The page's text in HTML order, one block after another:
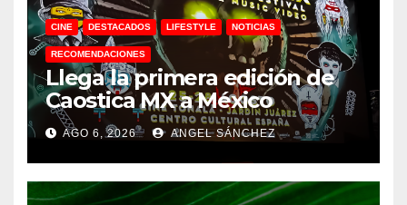
CINE DESTACADOS LIFESTYLE NOTICIAS
RECOMENDACIONES
Llega la primera edición de
Caostica MX a México
AGO 6, 2026 ANGEL SÁNCHEZ